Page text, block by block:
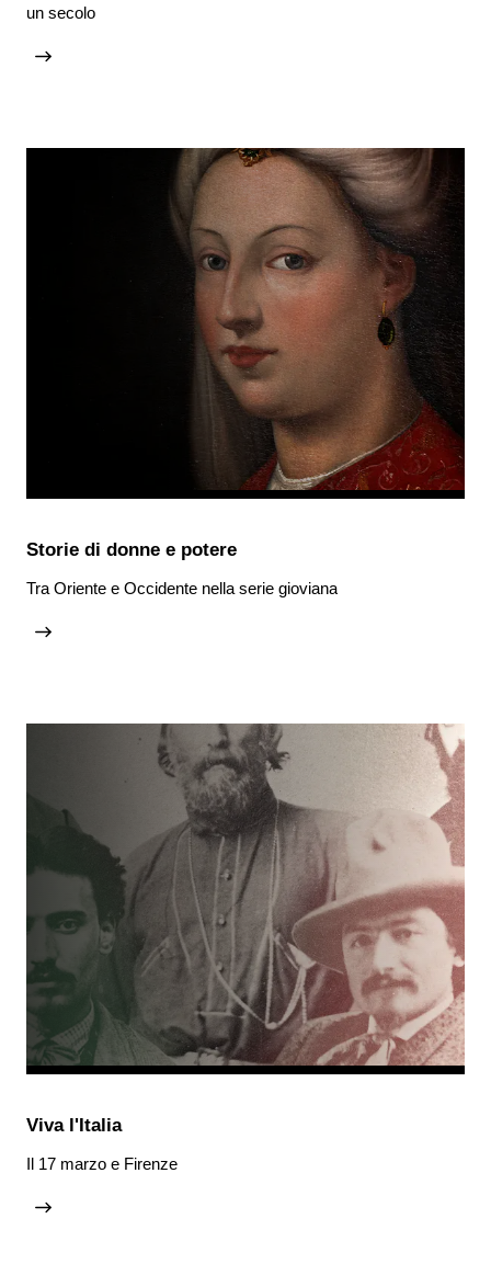
un secolo
Storie di donne e potere
Tra Oriente e Occidente nella serie gioviana
Viva l'Italia
Il 17 marzo e Firenze